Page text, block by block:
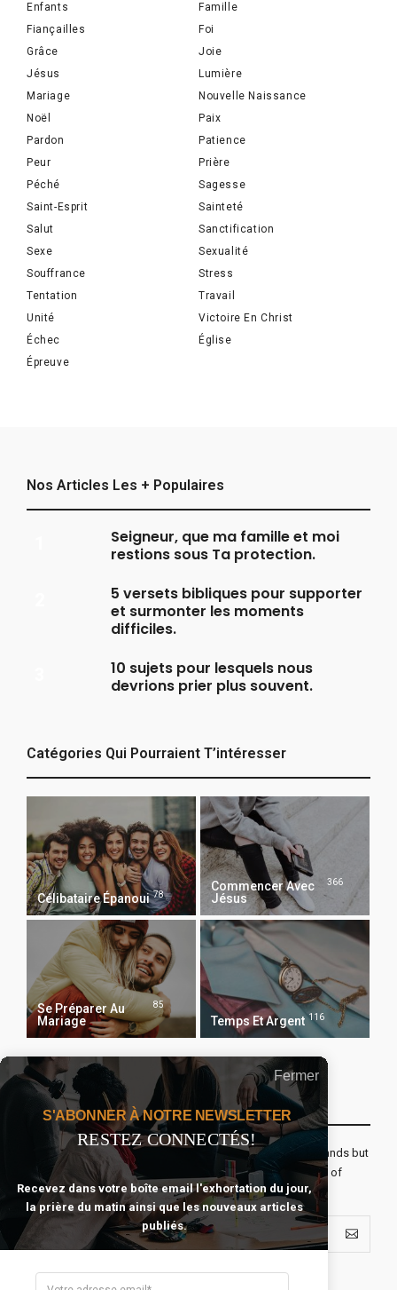
Enfants
Famille
Fiançailles
Foi
Grâce
Joie
Jésus
Lumière
Mariage
Nouvelle Naissance
Noël
Paix
Pardon
Patience
Peur
Prière
Péché
Sagesse
Saint-Esprit
Sainteté
Salut
Sanctification
Sexe
Sexualité
Souffrance
Stress
Tentation
Travail
Unité
Victoire En Christ
Échec
Église
Épreuve
Nos Articles Les + Populaires
Seigneur, que ma famille et moi
restions sous Ta protection.
5 versets bibliques pour supporter
et surmonter les moments
difficiles.
10 sujets pour lesquels nous
devrions prier plus souvent.
Catégories Qui Pourraient T’intéresser
Célibataire Épanoui 78
Commencer Avec
Jésus
366
Se Préparer Au
Mariage
85
Temps Et Argent 116
Recevoir Notre Newsletter Chaque Matin
The real voyage of discovery consists not in seeking new lands but
seeing with new eyes. All journeys have secret destinations of
which the traveler is unaware.
Fermer
S'ABONNER À NOTRE NEWSLETTER
RESTEZ CONNECTÉS!
Recevez dans votre boîte email l'exhortation du jour,
la prière du matin ainsi que les nouveaux articles
publiés.